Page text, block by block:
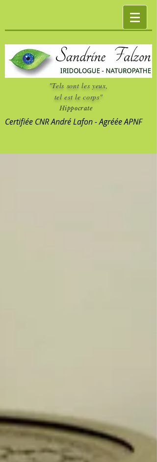
"Tels sont les yeux,
tel est le corps"
Hippocrate
Certifiée CNR André Lafon - Agréée APNF